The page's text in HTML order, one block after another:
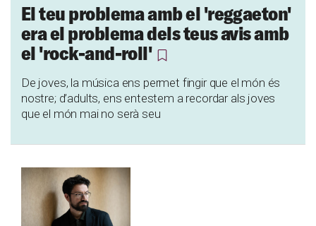
El teu problema amb el 'reggaeton'
era el problema dels teus avis amb
el 'rock-and-roll'
De joves, la música ens permet fingir que el món és
nostre; d’adults, ens entestem a recordar als joves
que el món mai no serà seu